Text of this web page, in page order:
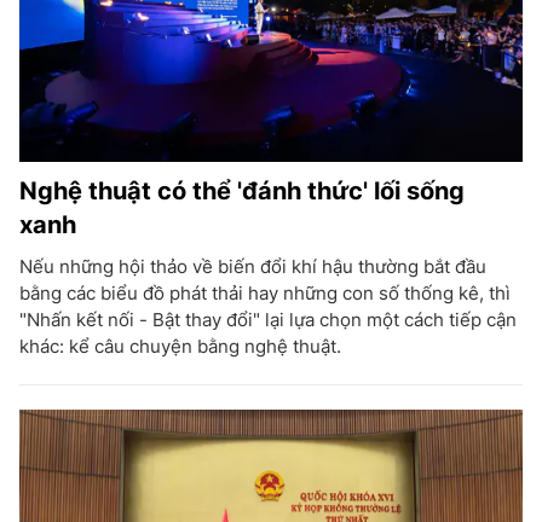
Nghệ thuật có thể 'đánh thức' lối sống
xanh
Nếu những hội thảo về biến đổi khí hậu thường bắt đầu
bằng các biểu đồ phát thải hay những con số thống kê, thì
"Nhấn kết nối - Bật thay đổi" lại lựa chọn một cách tiếp cận
khác: kể câu chuyện bằng nghệ thuật.